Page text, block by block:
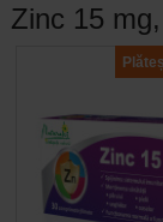
Zinc 15